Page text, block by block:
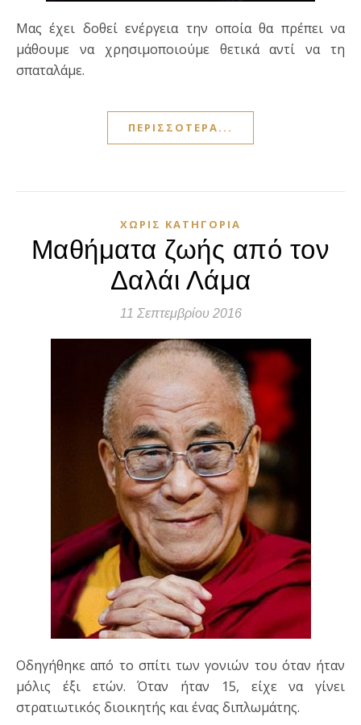
Μας έχει δοθεί ενέργεια την οποία θα πρέπει να
μάθουμε να χρησιμοποιούμε θετικά αντί να τη
σπαταλάμε.
ΠΕΡΙΣΣΌΤΕΡΑ...
ΧΩΡΊΣ ΚΑΤΗΓΟΡΊΑ
Μαθήματα ζωής από τον
Δαλάι Λάμα
11 Σεπτεμβρίου 2016
Οδηγήθηκε από το σπίτι των γονιών του όταν ήταν
μόλις έξι ετών. Όταν ήταν 15, είχε να γίνει
στρατιωτικός διοικητής και ένας διπλωμάτης.